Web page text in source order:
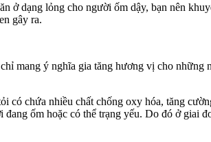
ở dạng lỏng cho người ốm dậy, bạn nên
gây ra.
mang ý nghĩa gia tăng hương vị cho
có chứa nhiều chất chống oxy hóa, tăng
ốm hoặc có thể trạng yếu. Do đó ở giai